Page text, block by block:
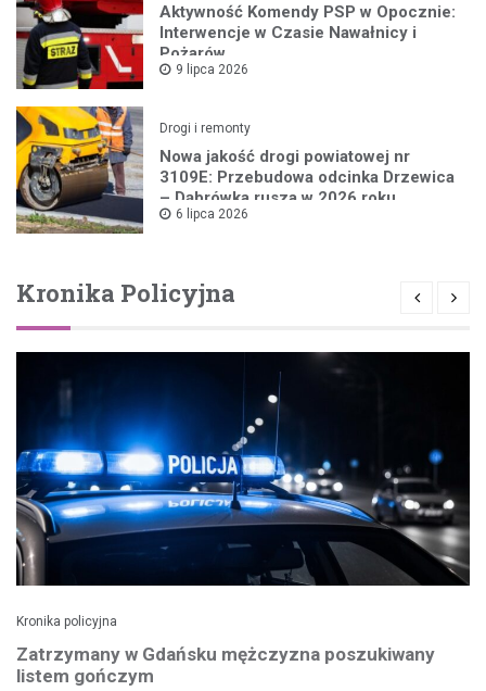
Aktywność Komendy PSP w Opocznie:
Interwencje w Czasie Nawałnicy i
Pożarów
9 lipca 2026
Drogi i remonty
Nowa jakość drogi powiatowej nr
3109E: Przebudowa odcinka Drzewica
– Dąbrówka rusza w 2026 roku
6 lipca 2026
Kronika Policyjna
Kronika policyjna
Zatrzymany w Gdańsku mężczyzna poszukiwany
listem gończym